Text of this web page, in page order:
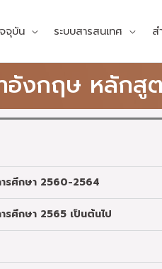
จุบัน ระบบสารสนเทศ ส
อังกฤษ หลักสู
ารศึกษา 2560-2564
รศึกษา 2565 เป็นต้นไป